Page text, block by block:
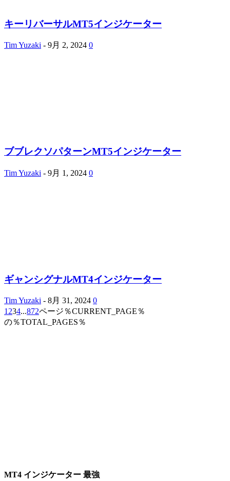
キーリバーサルMT5インジケーター
Tim Yuzaki - 9月 2, 2024 0
ブブレクソパターンMT5インジケーター
Tim Yuzaki - 9月 1, 2024 0
ギャンシグナルMT4インジケーター
Tim Yuzaki - 8月 31, 2024 0
1 234...872ページ％CURRENT_PAGE％
の％TOTAL_PAGES％
MT4 インジケーター 最強